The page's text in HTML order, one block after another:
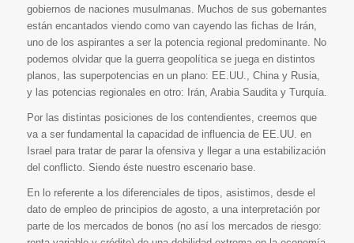
gobiernos de naciones musulmanas. Muchos de sus gobernantes
están encantados viendo como van cayendo las fichas de Irán,
uno de los aspirantes a ser la potencia regional predominante. No
podemos olvidar que la guerra geopolítica se juega en distintos
planos, las superpotencias en un plano: EE.UU., China y Rusia,
y las potencias regionales en otro: Irán, Arabia Saudita y Turquía.
Por las distintas posiciones de los contendientes, creemos que
va a ser fundamental la capacidad de influencia de EE.UU. en
Israel para tratar de parar la ofensiva y llegar a una estabilización
del conflicto. Siendo éste nuestro escenario base.
En lo referente a los diferenciales de tipos, asistimos, desde el
dato de empleo de principios de agosto, a una interpretación por
parte de los mercados de bonos (no así los mercados de riesgo: